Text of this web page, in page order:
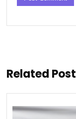
Related Post